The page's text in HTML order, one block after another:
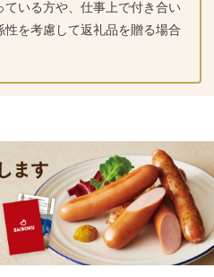
ている方や、仕事上で付き合い
を考慮して返礼品を贈る場合